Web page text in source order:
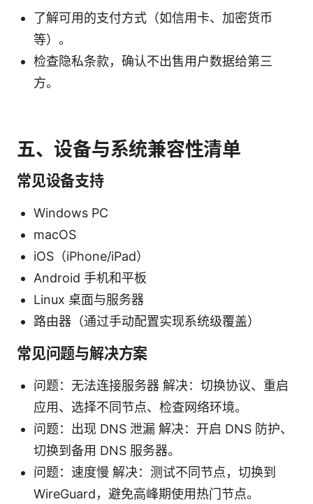
了解可用的支付方式（如信用卡、加密货币
等）。
检查隐私条款，确认不出售用户数据给第三
方。
五、设备与系统兼容性清单
常见设备支持
Windows PC
macOS
iOS（iPhone/iPad）
Android 手机和平板
Linux 桌面与服务器
路由器（通过手动配置实现系统级覆盖）
常见问题与解决方案
问题：无法连接服务器 解决：切换协议、重启
应用、选择不同节点、检查网络环境。
问题：出现 DNS 泄漏 解决：开启 DNS 防护、
切换到备用 DNS 服务器。
问题：速度慢 解决：测试不同节点，切换到
WireGuard，避免高峰期使用热门节点。